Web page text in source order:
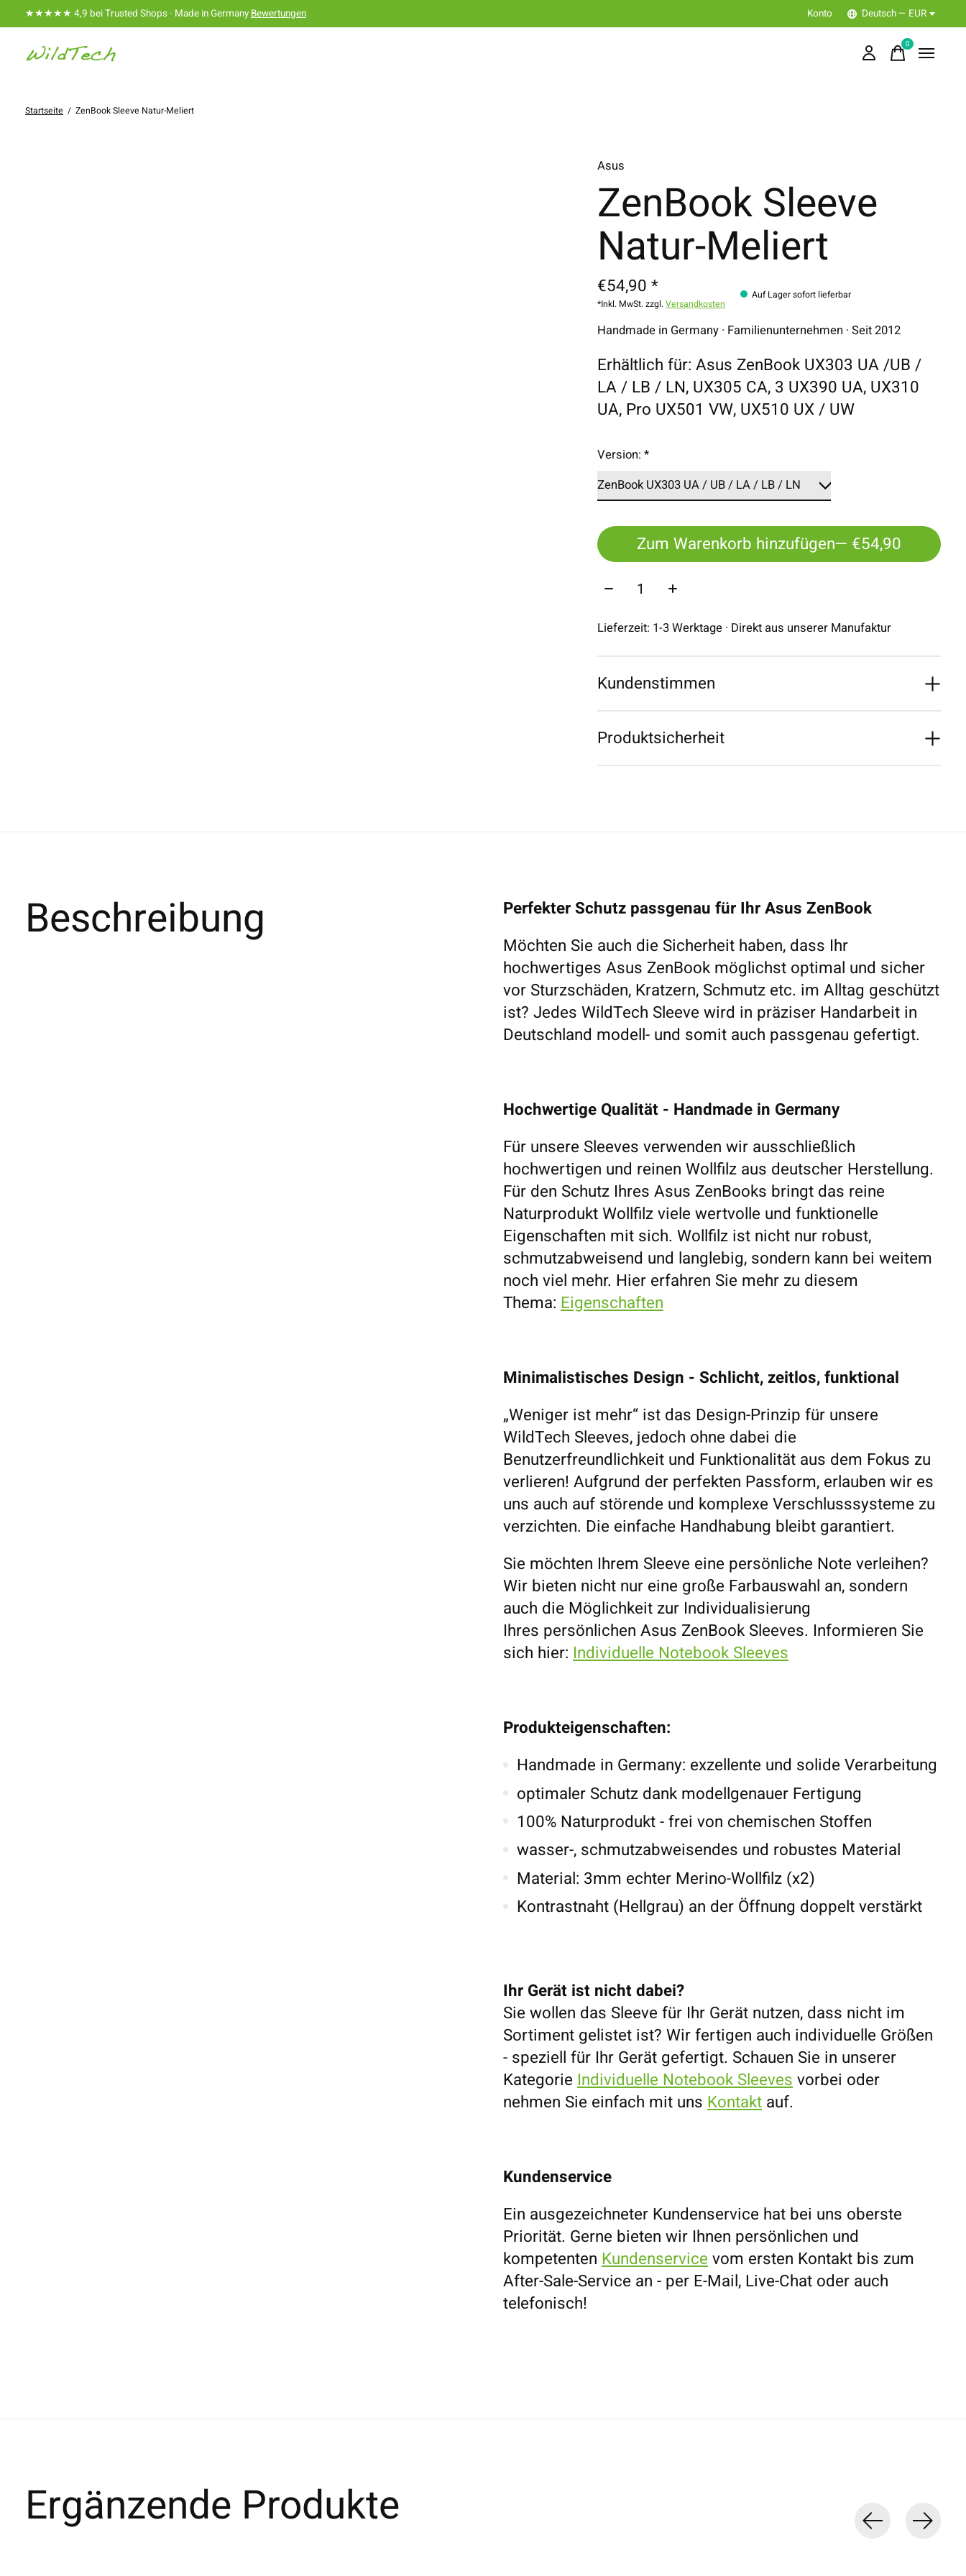
★★★★★ 4,9 bei Trusted Shops · Made in GermanyBewertungen Konto Deutsch — EUR
0items
Startseite / ZenBook Sleeve Natur-Meliert
Asus
ZenBook Sleeve
Natur-Meliert
€54,90 *
*Inkl. MwSt. zzgl.Versandkosten
Auf Lager sofort lieferbar
Handmade in Germany · Familienunternehmen · Seit 2012
Erhältlich für: Asus ZenBook UX303 UA /UB /
LA / LB / LN, UX305 CA, 3 UX390 UA, UX310
UA, Pro UX501 VW, UX510 UX / UW
Version:*
Zum Warenkorb hinzufügen
— €54,90
Menge:
Lieferzeit: 1-3 Werktage · Direkt aus unserer Manufaktur
Kundenstimmen
Produktsicherheit
Beschreibung
Perfekter Schutz passgenau für Ihr Asus ZenBook
Möchten Sie auch die Sicherheit haben, dass Ihr
hochwertiges Asus ZenBook möglichst optimal und sicher
vor Sturzschäden, Kratzern, Schmutz etc. im Alltag geschützt
ist? Jedes WildTech Sleeve wird in präziser Handarbeit in
Deutschland modell- und somit auch passgenau gefertigt.
Hochwertige Qualität - Handmade in Germany
Für unsere Sleeves verwenden wir ausschließlich
hochwertigen und reinen Wollfilz aus deutscher Herstellung.
Für den Schutz Ihres Asus ZenBooks bringt das reine
Naturprodukt Wollfilz viele wertvolle und funktionelle
Eigenschaften mit sich. Wollfilz ist nicht nur robust,
schmutzabweisend und langlebig, sondern kann bei weitem
noch viel mehr. Hier erfahren Sie mehr zu diesem
Thema: Eigenschaften
Minimalistisches Design - Schlicht, zeitlos, funktional
„Weniger ist mehr“ ist das Design-Prinzip für unsere
WildTech Sleeves, jedoch ohne dabei die
Benutzerfreundlichkeit und Funktionalität aus dem Fokus zu
verlieren! Aufgrund der perfekten Passform, erlauben wir es
uns auch auf störende und komplexe Verschlusssysteme zu
verzichten. Die einfache Handhabung bleibt garantiert.
Sie möchten Ihrem Sleeve eine persönliche Note verleihen?
Wir bieten nicht nur eine große Farbauswahl an, sondern
auch die Möglichkeit zur Individualisierung
Ihres persönlichen Asus ZenBook Sleeves. Informieren Sie
sich hier: Individuelle Notebook Sleeves
Produkteigenschaften:
Handmade in Germany: exzellente und solide Verarbeitung
optimaler Schutz dank modellgenauer Fertigung
100% Naturprodukt - frei von chemischen Stoffen
wasser-, schmutzabweisendes und robustes Material
Material: 3mm echter Merino-Wollfilz (x2)
Kontrastnaht (Hellgrau) an der Öffnung doppelt verstärkt
Ihr Gerät ist nicht dabei?
Sie wollen das Sleeve für Ihr Gerät nutzen, dass nicht im
Sortiment gelistet ist? Wir fertigen auch individuelle Größen
- speziell für Ihr Gerät gefertigt. Schauen Sie in unserer
Kategorie Individuelle Notebook Sleeves vorbei oder
nehmen Sie einfach mit uns Kontaktauf.
Kundenservice
Ein ausgezeichneter Kundenservice hat bei uns oberste
Priorität. Gerne bieten wir Ihnen persönlichen und
kompetenten Kundenservice vom ersten Kontakt bis zum
After-Sale-Service an - per E-Mail, Live-Chat oder auch
telefonisch!
Ergänzende Produkte